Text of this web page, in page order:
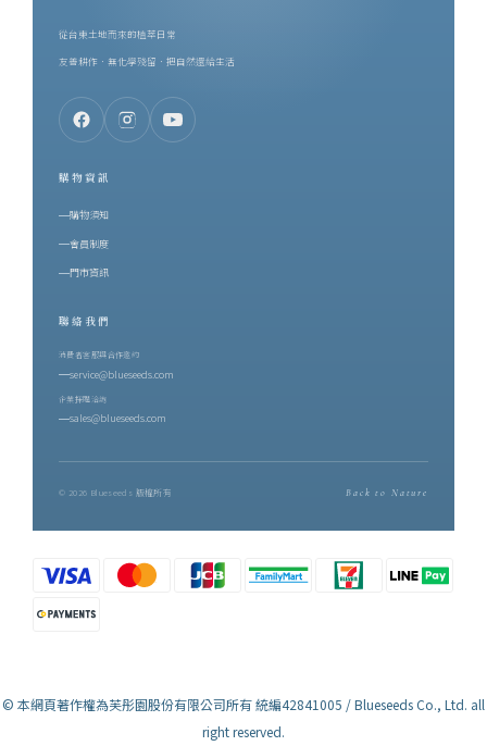
從台東土地而來的植萃日常
友善耕作．無化學殘留．把自然還給生活
購物資訊
購物須知
會員制度
門市資訊
聯絡我們
消費者客服與合作邀約
service@blueseeds.com
企業採購洽詢
sales@blueseeds.com
© 2026 Blueseeds 版權所有 Back to Nature
© 本網頁著作權為芙彤園股份有限公司所有 統編42841005 / Blueseeds Co., Ltd. all
right reserved.